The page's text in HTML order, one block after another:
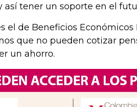
así tener un soporte en el
el de Beneficios Económicos
que no pueden cotizar
un ahorro.